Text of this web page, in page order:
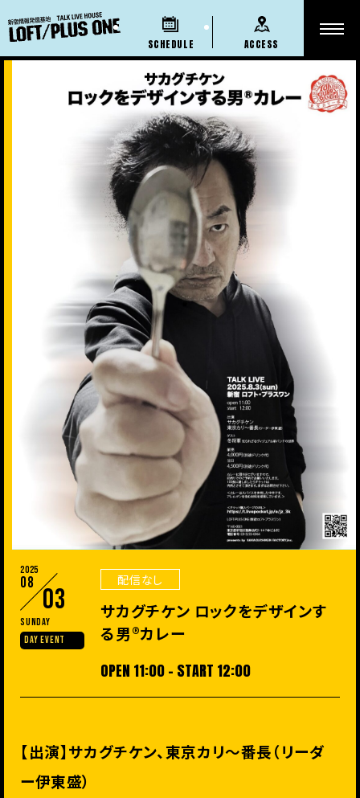
SCHEDULE ACCESS
2025
08
03
Sunday
DAY EVENT
配信なし
サカグチケン ロックをデザインす
る男®︎カレー
OPEN 11:00 - START 12:00
【出演】サカグチケン、東京カリ〜番長（リーダ
ー伊東盛）